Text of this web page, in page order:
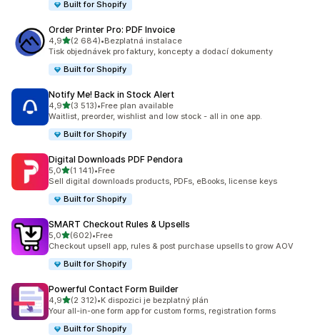
Built for Shopify
Order Printer Pro: PDF Invoice
4,9z 5 hvězd
(2 684)
Celkový počet recenzí: 2684
•Bezplatná instalace
Tisk objednávek pro faktury, koncepty a dodací dokumenty
Built for Shopify
Notify Me! Back in Stock Alert
4,9z 5 hvězd
(3 513)
Celkový počet recenzí: 3513
•Free plan available
Waitlist, preorder, wishlist and low stock - all in one app.
Built for Shopify
Digital Downloads PDF Pendora
5,0z 5 hvězd
(1 141)
Celkový počet recenzí: 1141
•Free
Sell digital downloads products, PDFs, eBooks, license keys
Built for Shopify
SMART Checkout Rules & Upsells
5,0z 5 hvězd
(602)
Celkový počet recenzí: 602
•Free
Checkout upsell app, rules & post purchase upsells to grow AOV
Built for Shopify
Powerful Contact Form Builder
4,9z 5 hvězd
(2 312)
Celkový počet recenzí: 2312
•K dispozici je bezplatný plán
Your all-in-one form app for custom forms, registration forms
Built for Shopify